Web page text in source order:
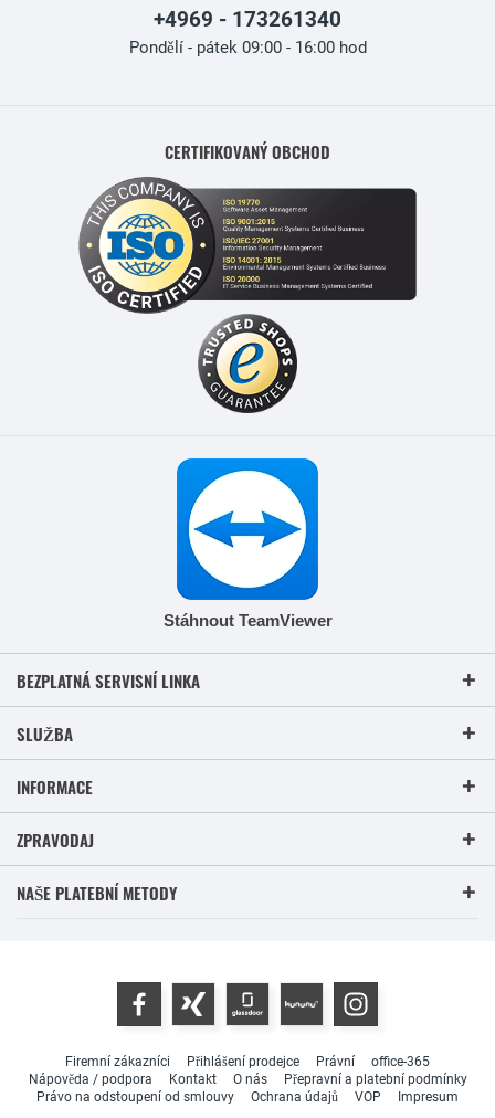
+4969 - 173261340
Pondělí - pátek 09:00 - 16:00 hod
CERTIFIKOVANÝ OBCHOD
Stáhnout TeamViewer
BEZPLATNÁ SERVISNÍ LINKA
SLUŽBA
INFORMACE
ZPRAVODAJ
NAŠE PLATEBNÍ METODY
Firemní zákazníci Přihlášení prodejce Právní
office-365
Nápověda / podpora
Kontakt O nás
Přepravní a platební podmínky
Právo na odstoupení od smlouvy
Ochrana údajů VOP Impresum